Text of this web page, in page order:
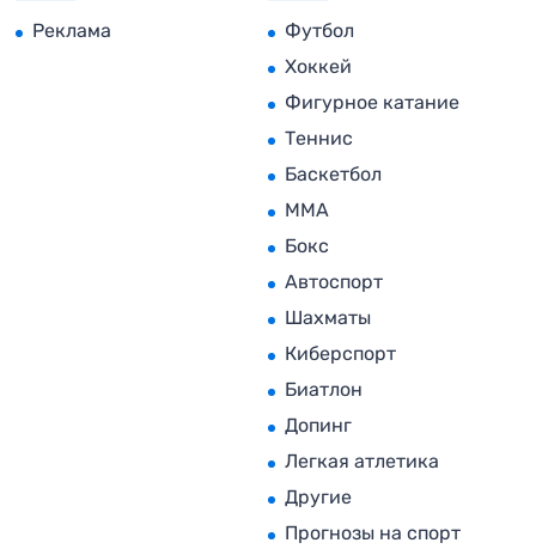
Реклама
Футбол
Хоккей
Фигурное катание
Теннис
Баскетбол
MMA
Бокс
Автоспорт
Шахматы
Киберспорт
Биатлон
Допинг
Легкая атлетика
Другие
Прогнозы на спорт